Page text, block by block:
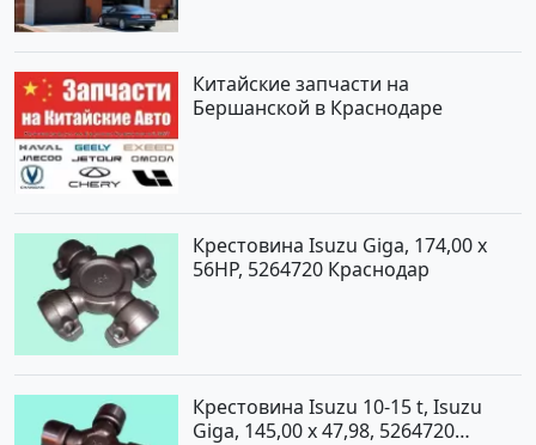
Китайские запчасти на
Бершанской в Краснодаре
Крестовина Isuzu Giga, 174,00 x
56HP, 5264720 Краснодар
Крестовина Isuzu 10-15 t, Isuzu
Giga, 145,00 x 47,98, 5264720